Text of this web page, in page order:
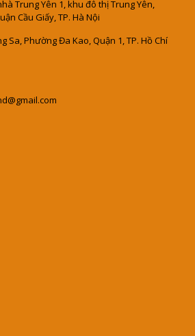
Trung Yên 1, khu đô thị Trung Yên,
Cầu Giấy, TP. Hà Nội
Sa, Phường Đa Kao, Quận 1, TP. Hồ Chí